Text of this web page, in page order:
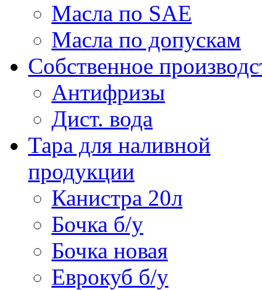
Масла по SAE
Масла по допускам
Собственное
Антифризы
Дист. вода
Тара для наливной
продукции
Канистра 20л
Бочка б/у
Бочка новая
Еврокуб б/у